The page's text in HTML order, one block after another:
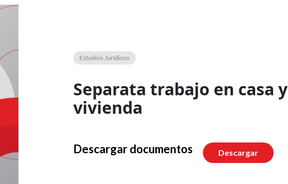
Estudios Jurídicos
Separata trabajo en casa y
vivienda
Descargar documentos Descargar